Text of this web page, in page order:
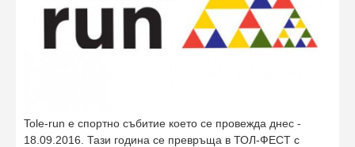
Tole-run е спортно събитие което се провежда днес -
18.09.2016. Тази година се превръща в ТОЛ-ФЕСТ с